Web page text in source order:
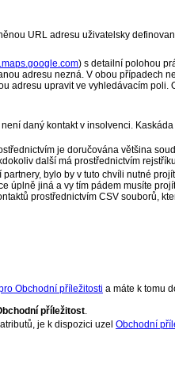
URL adresu uživatelsky
) s detailní polohou
adresu nezná. V obou případech
upravit ve vyhledávacím poli.
daný kontakt v insolvenci.
je doručována většina
další má prostřednictvím
bylo by v tuto chvíli nutné
úplně jiná a vy tím pádem musíte
prostřednictvím CSV souborů,
Obchodní příležitosti a máte k tomu
příležitost.
je k dispozici uzel Obchodní